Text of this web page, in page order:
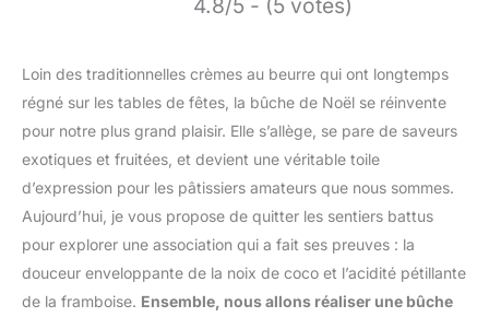
4.8/5 - (5 votes)
Loin des traditionnelles crèmes au beurre qui ont longtemps
régné sur les tables de fêtes, la bûche de Noël se réinvente
pour notre plus grand plaisir. Elle s’allège, se pare de saveurs
exotiques et fruitées, et devient une véritable toile
d’expression pour les pâtissiers amateurs que nous sommes.
Aujourd’hui, je vous propose de quitter les sentiers battus
pour explorer une association qui a fait ses preuves : la
douceur enveloppante de la noix de coco et l’acidité pétillante
de la framboise. Ensemble, nous allons réaliser une bûche